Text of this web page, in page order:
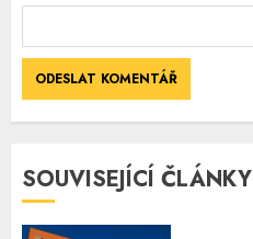
SOUVISEJÍCÍ ČLÁNKY